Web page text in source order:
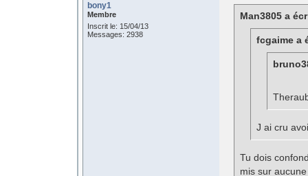
bony1
Membre
Inscrit le: 15/04/13
Messages: 2938
Man3805 a
fcgaime a
J ai cru
Tu dois
mis sur